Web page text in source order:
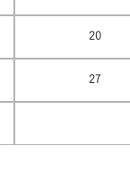
20
27